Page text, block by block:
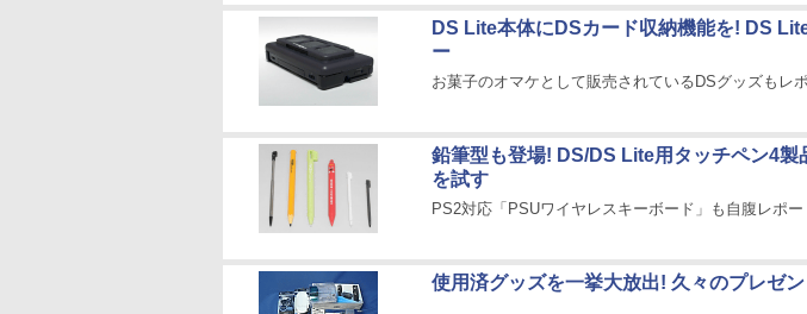
DS Lite本体にDSカード収納機能を! DS
ー
お菓子のオマケとして販売されているDSグッズもレ
鉛筆型も登場! DS/DS Lite用タッチペン4製
を試す
PS2対応「PSUワイヤレスキーボード」も自腹レポー
使用済グッズを一挙大放出! 久々のプレゼ